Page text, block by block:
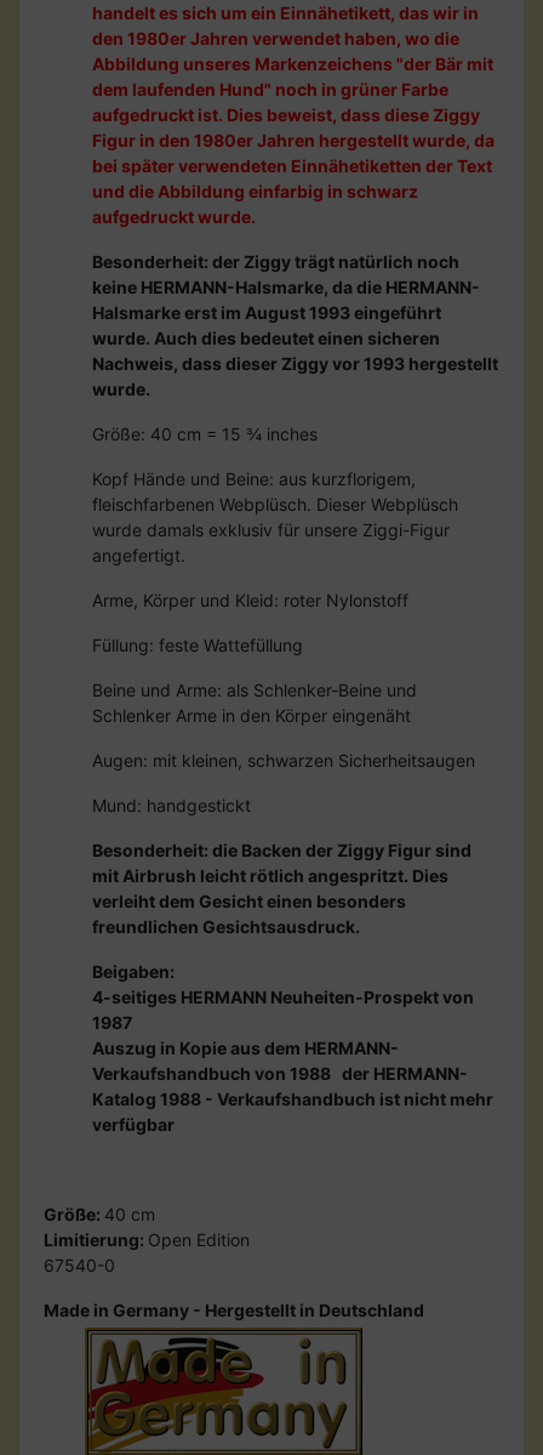
handelt es sich um ein Einnähetikett, das wir in
den 1980er Jahren verwendet haben, wo die
Abbildung unseres Markenzeichens "der Bär mit
dem laufenden Hund" noch in grüner Farbe
aufgedruckt ist. Dies beweist, dass diese Ziggy
Figur in den 1980er Jahren hergestellt wurde, da
bei später verwendeten Einnähetiketten der Text
und die Abbildung einfarbig in schwarz
aufgedruckt wurde.
Besonderheit: der Ziggy trägt natürlich noch
keine HERMANN-Halsmarke, da die HERMANN-
Halsmarke erst im August 1993 eingeführt
wurde. Auch dies bedeutet einen sicheren
Nachweis, dass dieser Ziggy vor 1993 hergestellt
wurde.
Größe: 40 cm = 15 ¾ inches
Kopf Hände und Beine: aus kurzflorigem,
fleischfarbenen Webplüsch. Dieser Webplüsch
wurde damals exklusiv für unsere Ziggi-Figur
angefertigt.
Arme, Körper und Kleid: roter Nylonstoff
Füllung: feste Wattefüllung
Beine und Arme: als Schlenker-Beine und
Schlenker Arme in den Körper eingenäht
Augen: mit kleinen, schwarzen Sicherheitsaugen
Mund: handgestickt
Besonderheit: die Backen der Ziggy Figur sind
mit Airbrush leicht rötlich angespritzt. Dies
verleiht dem Gesicht einen besonders
freundlichen Gesichtsausdruck.
Beigaben:
4-seitiges HERMANN Neuheiten-Prospekt von
1987
Auszug in Kopie aus dem HERMANN-
Verkaufshandbuch von 1988 der HERMANN-
Katalog 1988 - Verkaufshandbuch ist nicht mehr
verfügbar
Größe: 40 cm
Limitierung: Open Edition
67540-0
Made in Germany - Hergestellt in Deutschland